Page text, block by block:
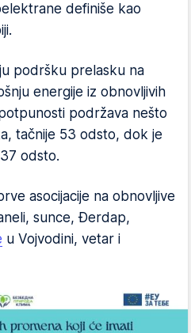
definiše kao
podršku prelasku na
energije iz obnovljivih
podržava nešto
tačnije 53 odsto, dok je
odsto.
asocijacije na obnovljive
sunce, Đerdap,
u Vojvodini, vetar i